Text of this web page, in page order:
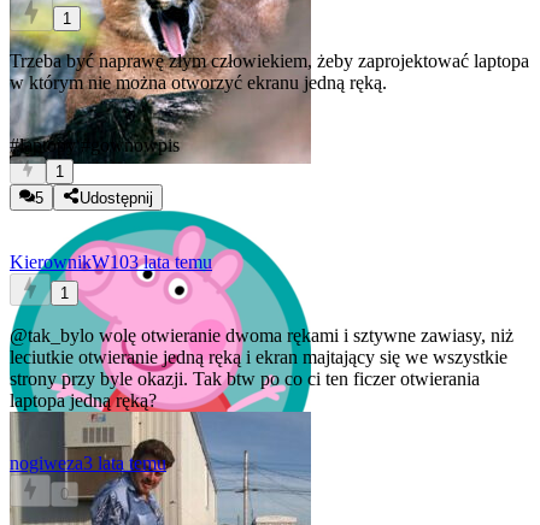
1
Trzeba być naprawę złym człowiekiem, żeby zaprojektować laptopa
w którym nie można otworzyć ekranu jedną ręką.
#laptopy #gownowpis
1
5
Udostępnij
KierownikW103 lata temu
1
@tak_bylo wolę otwieranie dwoma rękami i sztywne zawiasy, niż
leciutkie otwieranie jedną ręką i ekran majtający się we wszystkie
strony przy byle okazji. Tak btw po co ci ten ficzer otwierania
laptopa jedną ręką?
nogiweza3 lata temu
0